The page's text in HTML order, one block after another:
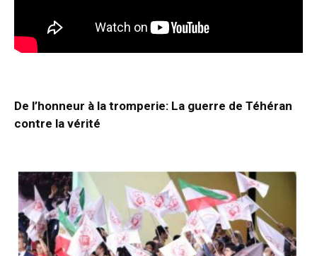
De l’honneur à la tromperie: La guerre de Téhéran
contre la vérité